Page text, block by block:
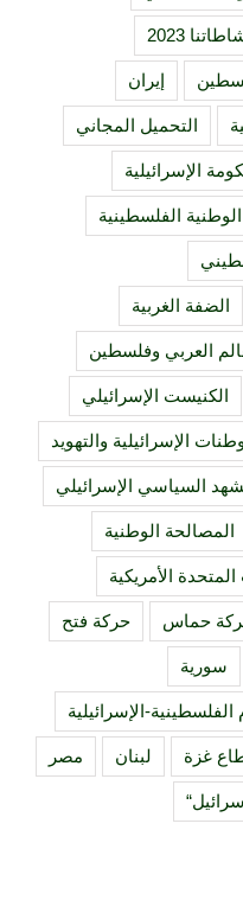
2023
إيران
التحميل المجاني
الإسرائيلية
الفلسطينية
الضفة الغربية
العربي وفلسطين
الكنيست الإسرائيلي
الإسرائيلية والتهويد
السياسي الإسرائيلي
المصالحة الوطنية
المتحدة الأمريكية
حماس حركة فتح
سورية
الإسرائيلية
غزة لبنان مصر